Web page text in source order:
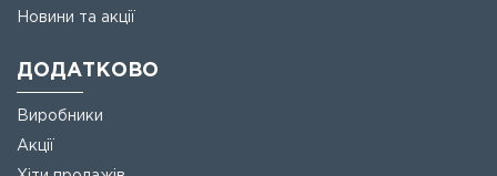
Новини та акції
ДОДАТКОВО
Виробники
Акції